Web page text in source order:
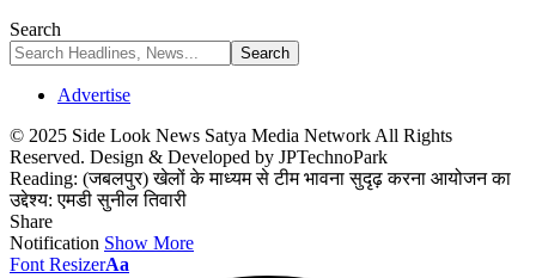
Search
Advertise
© 2025 Side Look News Satya Media Network All Rights
Reserved. Design & Developed by JPTechnoPark
Reading: (जबलपुर) खेलों के माध्यम से टीम भावना सुदृढ़ करना आयोजन का
उद्देश्य: एमडी सुनील तिवारी
Share
Notification Show More
Font ResizerAa